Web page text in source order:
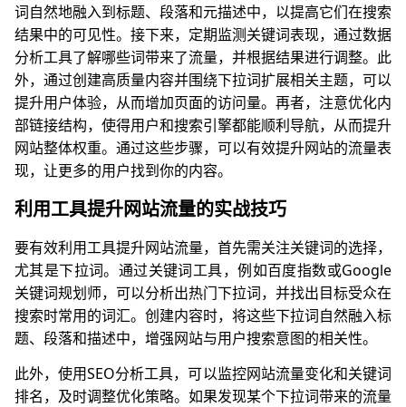
词自然地融入到标题、段落和元描述中，以提高它们在搜索
结果中的可见性。接下来，定期监测关键词表现，通过数据
分析工具了解哪些词带来了流量，并根据结果进行调整。此
外，通过创建高质量内容并围绕下拉词扩展相关主题，可以
提升用户体验，从而增加页面的访问量。再者，注意优化内
部链接结构，使得用户和搜索引擎都能顺利导航，从而提升
网站整体权重。通过这些步骤，可以有效提升网站的流量表
现，让更多的用户找到你的内容。
利用工具提升网站流量的实战技巧
要有效利用工具提升网站流量，首先需关注关键词的选择，
尤其是下拉词。通过关键词工具，例如百度指数或Google
关键词规划师，可以分析出热门下拉词，并找出目标受众在
搜索时常用的词汇。创建内容时，将这些下拉词自然融入标
题、段落和描述中，增强网站与用户搜索意图的相关性。
此外，使用SEO分析工具，可以监控网站流量变化和关键词
排名，及时调整优化策略。如果发现某个下拉词带来的流量